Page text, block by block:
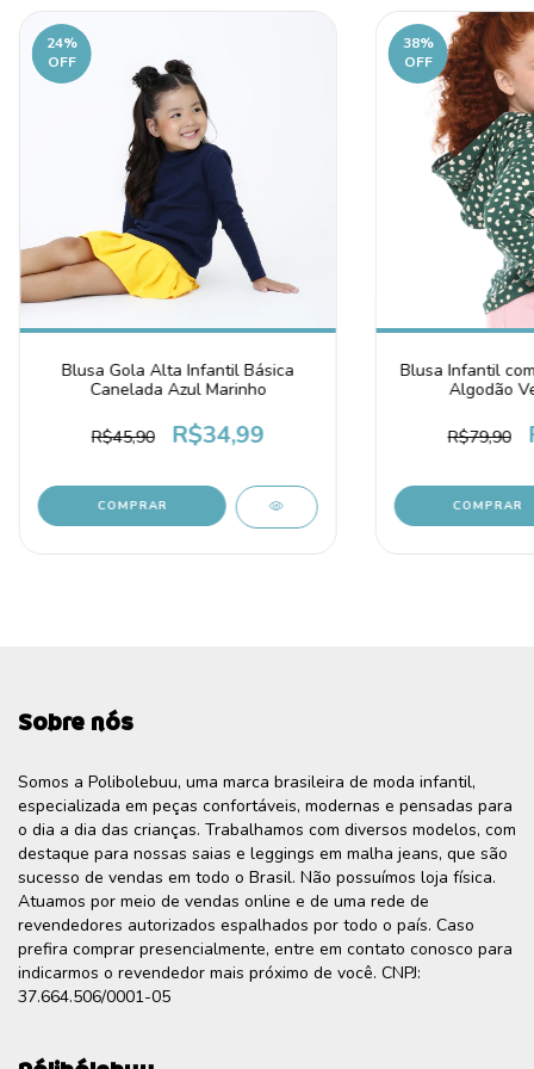
24%
OFF
Blusa Gola Alta Infantil Básica
Canelada Azul Marinho
R$45,90 R$34,99
COMPRAR
38%
OFF
Blusa Infantil
Algodão
R$79,90
COMPRAR
Sobre nós
Somos a Polibolebuu, uma marca brasileira de moda infantil,
especializada em peças confortáveis, modernas e pensadas para
o dia a dia das crianças. Trabalhamos com diversos modelos, com
destaque para nossas saias e leggings em malha jeans, que são
sucesso de vendas em todo o Brasil. Não possuímos loja física.
Atuamos por meio de vendas online e de uma rede de
revendedores autorizados espalhados por todo o país. Caso
prefira comprar presencialmente, entre em contato conosco para
indicarmos o revendedor mais próximo de você. CNPJ:
37.664.506/0001-05